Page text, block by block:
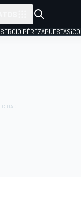
SERGIO PÉREZAPUESTAS